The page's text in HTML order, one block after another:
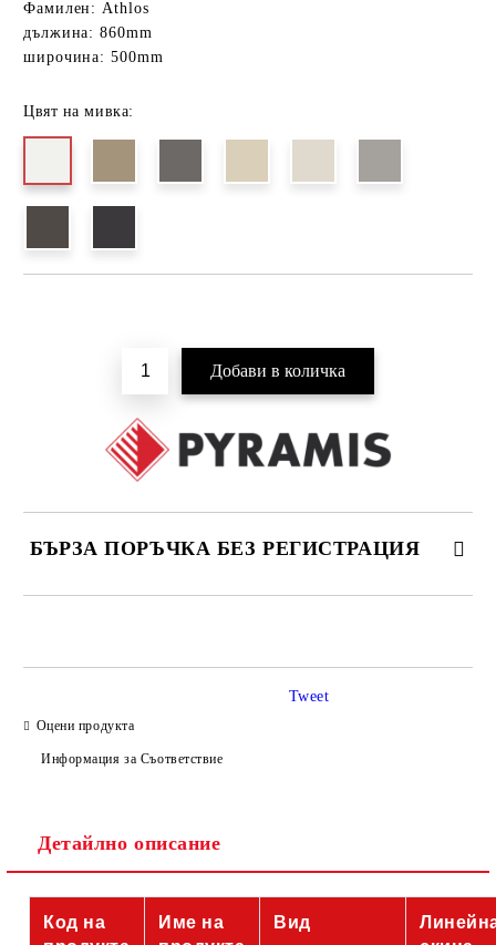
Фамилен: Athlos
дължина: 860mm
широчина: 500mm
Цвят на мивка:
БЪРЗА ПОРЪЧКА БЕЗ РЕГИСТРАЦИЯ
Ние ще се свържем с вас в рамките на работния ден.
Оцени продукта
Информация за Съответствие
Tweet
Детайлно описание
Код на
Име на
Вид